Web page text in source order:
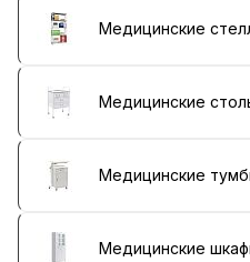
Медицинские
Медицинские
Медицинские
Медицинские